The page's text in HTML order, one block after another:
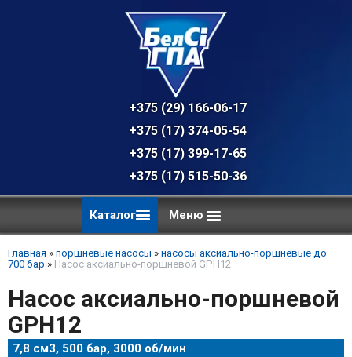
+375 (29) 166-06-17 - техническая
+375 (17) 374-05-54 - общий отдел,
+375 (17) 399-17-65
+375 (17) 515-50-36
Каталог Меню
Главная » поршневые насосы » насосы аксиально-поршневые до
700 бар » Насос аксиально-поршневой GPH12
Насос аксиально-поршневой
GPH12
7,8 см3, 500 бар, 3000 об/мин